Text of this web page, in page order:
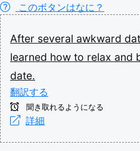
このボタンはなに？
After several awkward
learned how to relax and
date.
翻訳する
聞き取れるようになる
詳細